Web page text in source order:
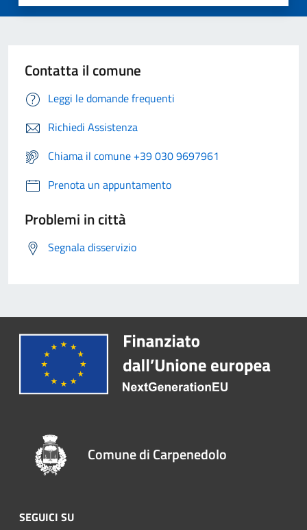
Contatta il comune
Leggi le domande frequenti
Richiedi Assistenza
Chiama il comune +39 030 9697961
Prenota un appuntamento
Problemi in città
Segnala disservizio
Comune di Carpenedolo
SEGUICI SU